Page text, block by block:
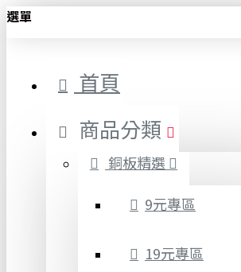
選單
首頁
商品分類
銅板精選
9元專區
19元專區